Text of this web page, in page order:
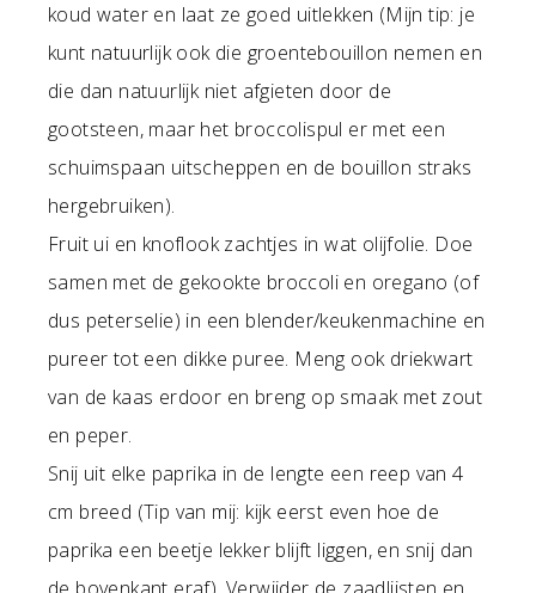
koud water en laat ze goed uitlekken (Mijn tip: je
kunt natuurlijk ook die groentebouillon nemen en
die dan natuurlijk niet afgieten door de
gootsteen, maar het broccolispul er met een
schuimspaan uitscheppen en de bouillon straks
hergebruiken).
Fruit ui en knoflook zachtjes in wat olijfolie. Doe
samen met de gekookte broccoli en oregano (of
dus peterselie) in een blender/keukenmachine en
pureer tot een dikke puree. Meng ook driekwart
van de kaas erdoor en breng op smaak met zout
en peper.
Snij uit elke paprika in de lengte een reep van 4
cm breed (Tip van mij: kijk eerst even hoe de
paprika een beetje lekker blijft liggen, en snij dan